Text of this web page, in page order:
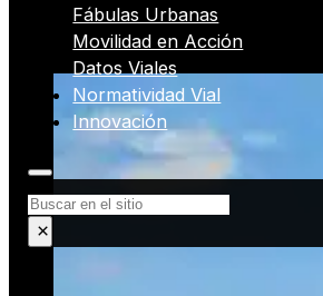
Fábulas Urbanas
Movilidad en Acción
Datos Viales
Normatividad Vial
Innovación
Buscar
×